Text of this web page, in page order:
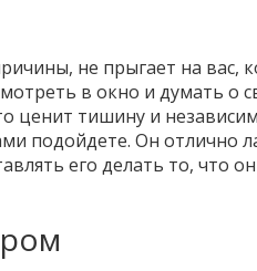
не прыгает на вас,
в окно и думать о
ценит тишину и
подойдете. Он отлично
его делать то, что